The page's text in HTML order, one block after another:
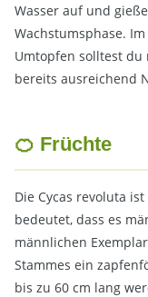
Wasser auf und
Wachstumsphase.
Umtopfen solltest du
bereits ausreichend
🍊 Früchte
Die Cycas revoluta
bedeutet, dass es
männlichen
Stammes ein
bis zu 60 cm lang